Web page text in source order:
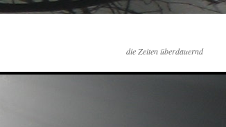
die Zeiten überdauernd